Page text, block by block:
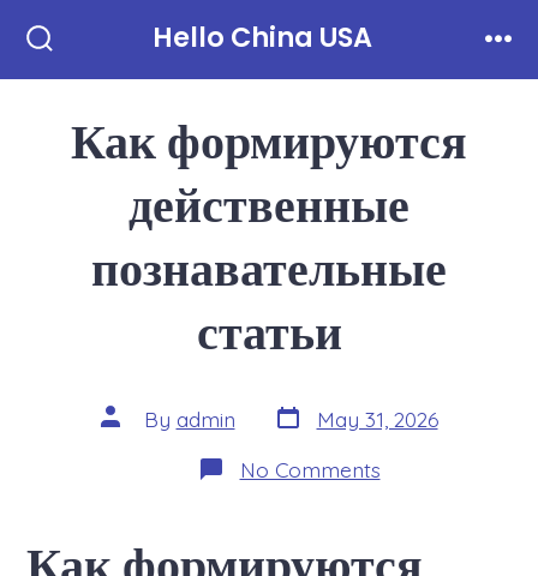
Toggle
Hello China USA
Как формируются
действенные
познавательные
статьи
Post
author
By admin Post
date
May 31, 2026
No Commentson
Как
статьи